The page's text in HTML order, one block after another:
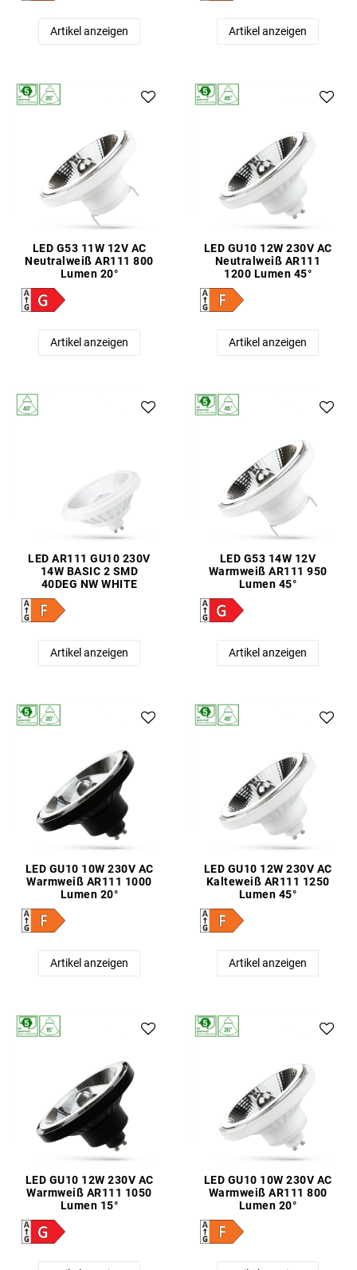
Artikel anzeigen Artikel anzeigen
LED G53 11W 12V AC
Neutralweiß AR111 800
Lumen 20°
Artikel anzeigen
LED GU10 12W 230V AC
Neutralweiß AR111
1200 Lumen 45°
Artikel anzeigen
LED AR111 GU10 230V
14W BASIC 2 SMD
40DEG NW WHITE
Artikel anzeigen
LED G53 14W 12V
Warmweiß AR111 950
Lumen 45°
Artikel anzeigen
LED GU10 10W 230V AC
Warmweiß AR111 1000
Lumen 20°
Artikel anzeigen
LED GU10 12W 230V AC
Kalteweiß AR111 1250
Lumen 45°
Artikel anzeigen
LED GU10 12W 230V AC
Warmweiß AR111 1050
Lumen 15°
LED GU10 10W 230V AC
Warmweiß AR111 800
Lumen 20°